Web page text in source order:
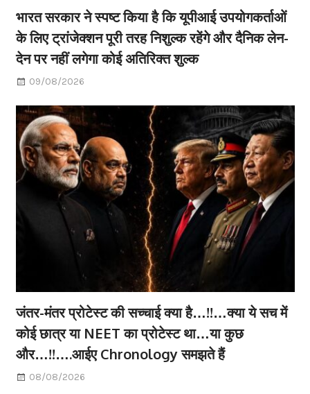
भारत सरकार ने स्पष्ट किया है कि यूपीआई उपयोगकर्ताओं
के लिए ट्रांजेक्शन पूरी तरह निशुल्क रहेंगे और दैनिक लेन-
देन पर नहीं लगेगा कोई अतिरिक्त शुल्क
09/08/2026
जंतर-मंतर प्रोटेस्ट की सच्चाई क्या है…!!…क्या ये सच में
कोई छात्र या NEET का प्रोटेस्ट था…या कुछ
और…!!….आईए Chronology समझते हैं
08/08/2026